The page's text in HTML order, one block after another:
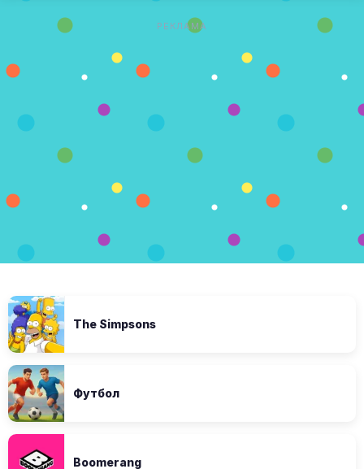
РЕКЛАМА
The Simpsons
Футбол
Boomerang